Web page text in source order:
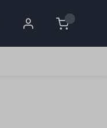
Cart